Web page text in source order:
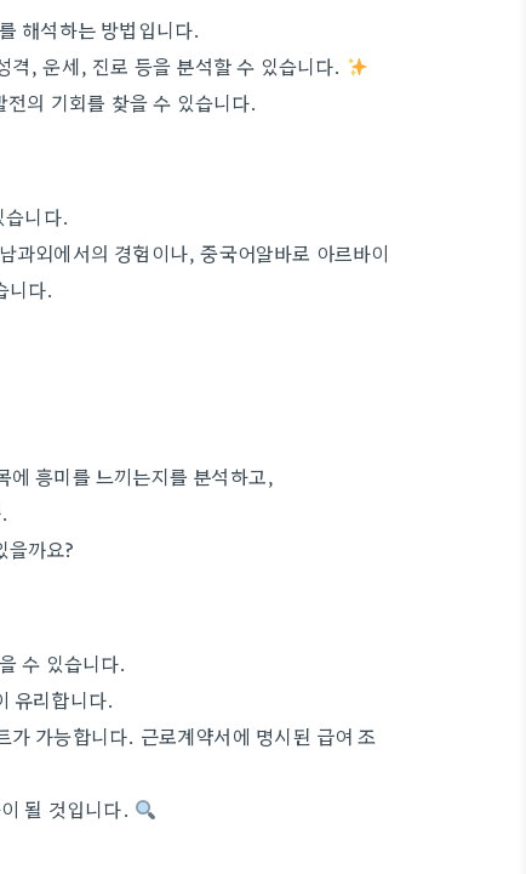
해석하는 방법입니다.
, 운세, 진로 등을 분석할 수 있습니다.
의 기회를 찾을 수 있습니다.
니다.
과외에서의 경험이나, 중국어알바로 아르바이
니다.
에 흥미를 느끼는지를 분석하고,
을까요?
수 있습니다.
유리합니다.
가능합니다. 근로계약서에 명시된 급여 조
될 것입니다.